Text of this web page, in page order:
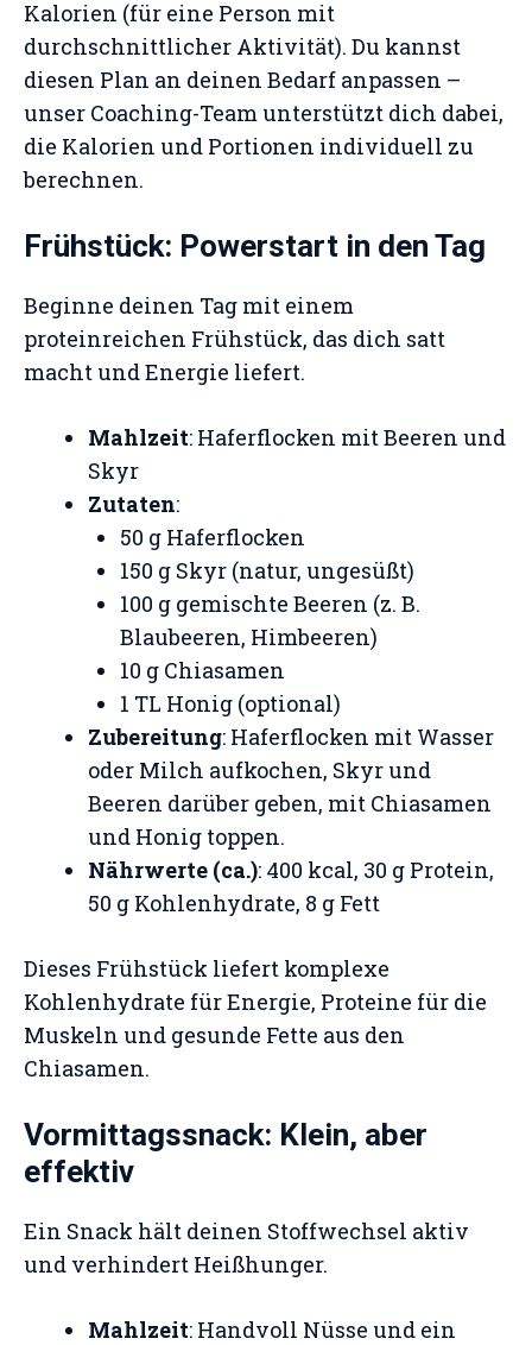
Kalorien (für eine Person mit
durchschnittlicher Aktivität). Du kannst
diesen Plan an deinen Bedarf anpassen –
unser Coaching-Team unterstützt dich dabei,
die Kalorien und Portionen individuell zu
berechnen.
Frühstück: Powerstart in den Tag
Beginne deinen Tag mit einem
proteinreichen Frühstück, das dich satt
macht und Energie liefert.
Mahlzeit: Haferflocken mit Beeren und
Skyr
Zutaten:
50 g Haferflocken
150 g Skyr (natur, ungesüßt)
100 g gemischte Beeren (z. B.
Blaubeeren, Himbeeren)
10 g Chiasamen
1 TL Honig (optional)
Zubereitung: Haferflocken mit Wasser
oder Milch aufkochen, Skyr und
Beeren darüber geben, mit Chiasamen
und Honig toppen.
Nährwerte (ca.): 400 kcal, 30 g Protein,
50 g Kohlenhydrate, 8 g Fett
Dieses Frühstück liefert komplexe
Kohlenhydrate für Energie, Proteine für die
Muskeln und gesunde Fette aus den
Chiasamen.
Vormittagssnack: Klein, aber
effektiv
Ein Snack hält deinen Stoffwechsel aktiv
und verhindert Heißhunger.
Mahlzeit: Handvoll Nüsse und ein